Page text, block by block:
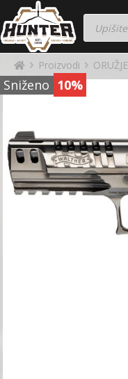
Proizvodi ORUŽJE
Sniženo 10%